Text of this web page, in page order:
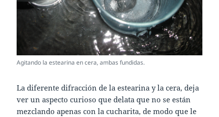
Agitando la estearina en cera, ambas fundidas.
La diferente difracción de la estearina y la cera, deja
ver un aspecto curioso que delata que no se están
mezclando apenas con la cucharita, de modo que le